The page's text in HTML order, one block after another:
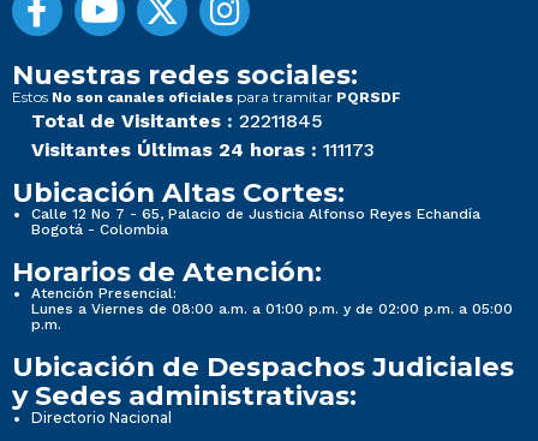
Nuestras redes sociales:
Estos No son canales oficiales para tramitar PQRSDF
Total de Visitantes : 22211845
Visitantes Últimas 24 horas : 111173
Ubicación Altas Cortes:
Calle 12 No 7 - 65, Palacio de Justicia Alfonso Reyes Echandía
Bogotá - Colombia
Horarios de Atención:
Atención Presencial:
Lunes a Viernes de 08:00 a.m. a 01:00 p.m. y de 02:00 p.m. a 05:00
p.m.
Ubicación de Despachos Judiciales
y Sedes administrativas:
Directorio Nacional